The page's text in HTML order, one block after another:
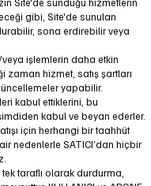
gibi, Site'de sunulan
sona erdirebilir veya
veya işlemlerin daha etkin
zaman hizmet, satış şartları
yapabilir.
kabul ettiklerini, bu
kabul ve beyan ederler.
için herhangi bir taahhüt
nedenlerle SATICI’dan hiçbir
tek taraflı olarak durdurma,